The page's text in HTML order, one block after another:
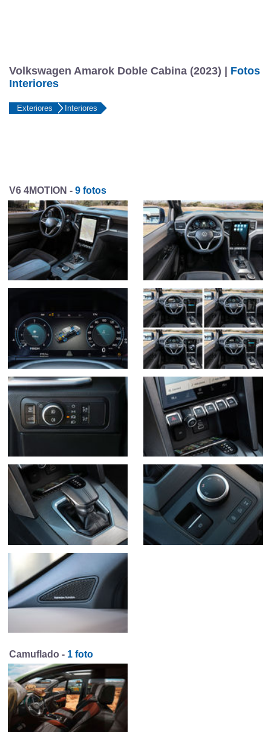
Volkswagen Amarok Doble Cabina (2023) | Fotos
Interiores
Exteriores Interiores
V6 4MOTION - 9 fotos
Camuflado - 1 foto